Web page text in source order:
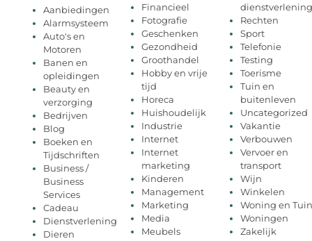
Aanbiedingen
Alarmsysteem
Auto's en
Motoren
Banen en
opleidingen
Beauty en
verzorging
Bedrijven
Blog
Boeken en
Tijdschriften
Business /
Business
Services
Cadeau
Dienstverlening
Dieren
Financieel
Fotografie
Geschenken
Gezondheid
Groothandel
Hobby en vrije
tijd
Horeca
Huishoudelijk
Industrie
Internet
Internet
marketing
Kinderen
Management
Marketing
Media
Meubels
dienstverlening
Rechten
Sport
Telefonie
Testing
Toerisme
Tuin en
buitenleven
Uncategorized
Vakantie
Verbouwen
Vervoer en
transport
Wijn
Winkelen
Woning en Tuin
Woningen
Zakelijk